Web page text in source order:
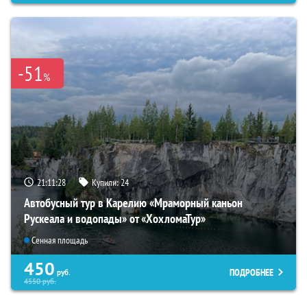
-51%
21:11:27 Купили:24
Автобусный тур в Карелию «Мраморный каньон
Рускеала и водопады» от «ХохломаТур»
Сенная площадь
450 руб.
4550руб.
ПОДРОБНЕЕ